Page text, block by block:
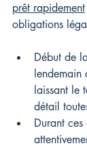
prêt rapidement
obligations
Début de
laissant le
détail
Durant